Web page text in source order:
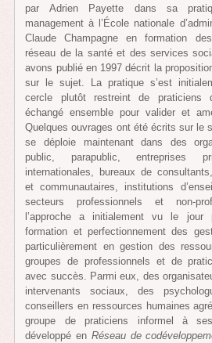
par Adrien Payette dans sa
management à l’École nationale
Claude Champagne en formation
réseau de la santé et des services
avons publié en 1997 décrit la
sur le sujet. La pratique s’est
cercle plutôt restreint de praticiens
échangé ensemble pour valider et
Quelques ouvrages ont été écrits sur le
se déploie maintenant dans des
public, parapublic, entreprises
internationales, bureaux de
et communautaires, institutions
secteurs professionnels et non-
l’approche a initialement vu le jour
formation et perfectionnement des
particulièrement en gestion des
groupes de professionnels et de
avec succès. Parmi eux, des
intervenants sociaux, des
conseillers en ressources humaines
groupe de praticiens informel à
développé en Réseau de